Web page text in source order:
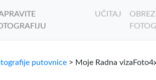
UČITAJ
putovnice > Moje Radna